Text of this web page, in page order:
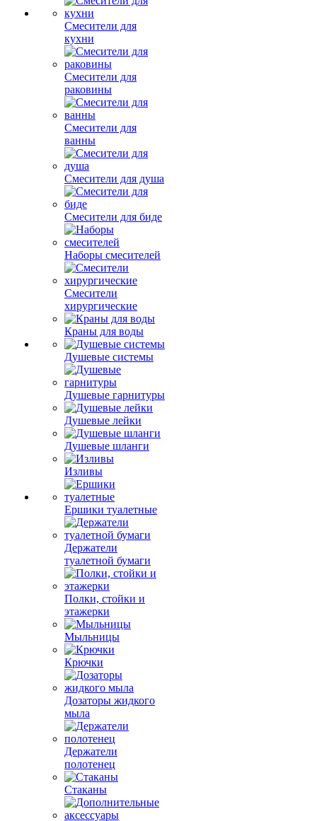
Смесители для
кухни
Смесители для
раковины
Смесители для
ванны
Смесители для душа
Смесители для биде
Наборы смесителей
Смесители
хирургические
Краны для воды
Душевые системы
Душевые гарнитуры
Душевые лейки
Душевые шланги
Изливы
Ершики туалетные
Держатели
туалетной бумаги
Полки, стойки и
этажерки
Мыльницы
Крючки
Дозаторы жидкого
мыла
Держатели
полотенец
Стаканы